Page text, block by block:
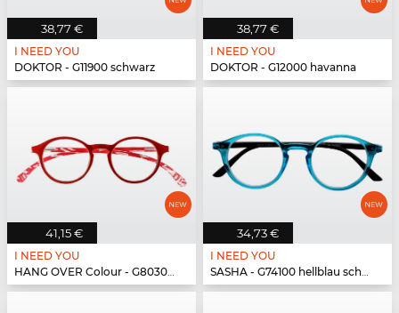
38,77 €
I NEED YOU
DOKTOR - G11900 schwarz
38,77 €
I NEED YOU
DOKTOR - G12000 havanna
41,15 €
I NEED YOU
HANG OVER Colour - G80300 rot
34,73 €
I NEED YOU
SASHA - G74100 hellblau schwarz